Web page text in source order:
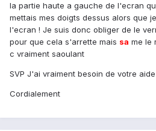
la partie haute a gauche de l'ecran
mettais mes doigts dessus alors que
l'ecran ! Je suis donc obliger de le
pour que cela s'arrette mais sa me le
c vraiment saoulant
SVP J'ai vraiment besoin de votre aide
Cordialement